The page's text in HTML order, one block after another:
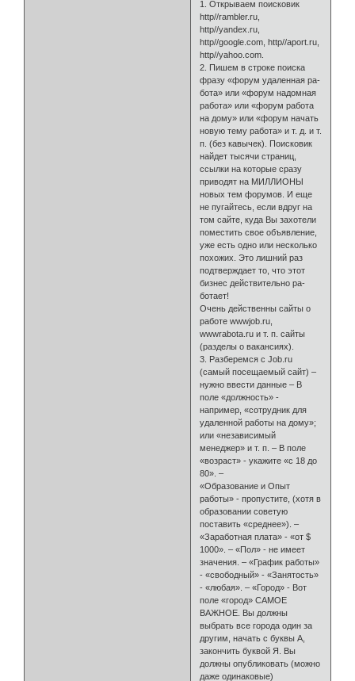
1. Открываем поисковик
http//rambler.ru,
http//yandex.ru,
http//google.com, http//aport.ru,
http//yahoo.com.
2. Пишем в строке поиска
фразу «форум удаленная ра­
бота» или «форум надомная
работа» или «форум работа
на дому» или «форум начать
новую тему работа» и т. д. и т.
п. (без кавычек). Поисковик
найдет тысячи страниц,
ссылки на которые сразу
приводят на МИЛЛИОНЫ
новых тем форумов. И еще
не пугайтесь, если вдруг на
том сайте, куда Вы захотели
поместить свое объявление,
уже есть одно или несколько
похо­жих. Это лишний раз
подтверждает то, что этот
бизнес действительно ра­
ботает!
Очень действенны сайты о
работе wwwjob.ru,
wwwrabota.ru и т. п. сайты
(разделы о вакансиях).
3. Разберемся с Job.ru
(самый посещаемый сайт) –
нужно ввести данные – В
поле «должность» -
например, «сотрудник для
удаленной работы на дому»;
или «независимый
менеджер» и т. п. – В поле
«возраст» - укажите «с 18 до
80». –
«Образование и Опыт
работы» - пропустите, (хотя в
образовании советую
поставить «среднее»). –
«Зара­ботная плата» - «от $
1000». – «Пол» - не имеет
значения. – «График ра­боты»
- «свободный» - «Занятость»
- «любая». – «Город» - Вот
поле «го­род» САМОЕ
ВАЖНОЕ. Вы должны
выбрать все города один за
другим, на­чать с буквы А,
закончить буквой Я. Вы
должны опубликовать (можно
даже одинаковые)